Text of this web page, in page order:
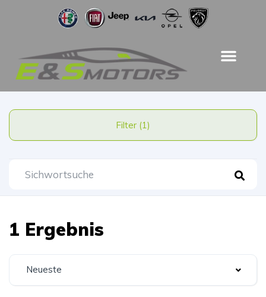
Filter (1)
1 Ergebnis
Neueste